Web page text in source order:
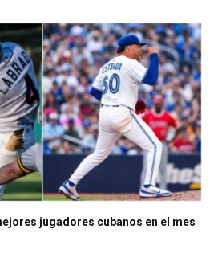
jugadores cubanos en el mes